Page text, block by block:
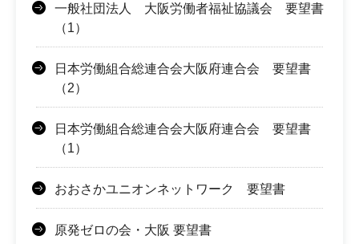
一般社団法人 大阪労働者福祉協議会 要望書
（1）
日本労働組合総連合会大阪府連合会 要望書
（2）
日本労働組合総連合会大阪府連合会 要望書
（1）
おおさかユニオンネットワーク 要望書
原発ゼロの会・大阪 要望書